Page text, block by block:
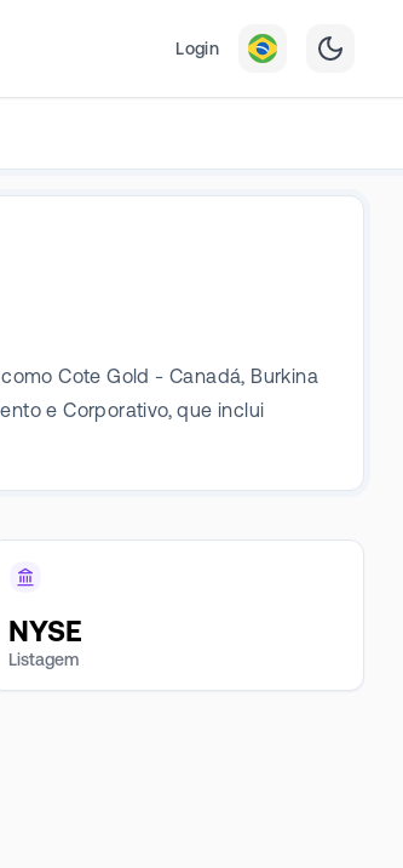
Login
Cote Gold - Canadá, Burkina
e Corporativo, que inclui
NYSE
Listagem